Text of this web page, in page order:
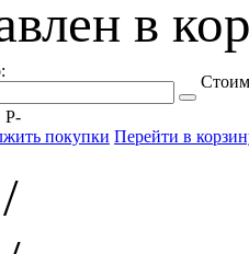
в
Р-
покупки Перейти в
/